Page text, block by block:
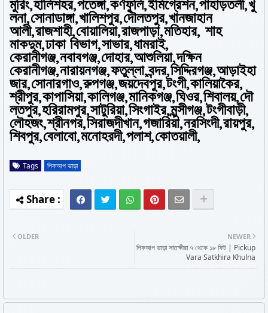
মুরিং,হালিশহর,পতেঙ্গা,কর্ণফুলি,ইমিগ্রেশন,পাহাড়তলী,খু
লনা,সোনাডাঙ্গা,খালিশপুর,দৌলতপুর,খানজাহান
আলী,রাজশাহী,বোয়ালিয়া,রাজপাড়া,মতিহার, শাহ
মাকদুম,ঢাকা বিভাগ,সাভার,ধামরাই,
কেরানীগঞ্জ,নবাবগঞ্জ,দোহার,আশুলিয়া,দক্ষিন
কেরানীগঞ্জ,নারায়নগঞ্জ,ফতুল্লা,বন্দর,সিদ্দিরগঞ্জ,আড়াইহা
জার,সোনারগাও,রুপগঞ্জ,জয়দেবপুর,টংগী,কালিয়াকৈর,
শ্রীপুর,কাপাসিয়া,কালিগঞ্জ,মানিকগঞ্জ,ঘিওর,শিবালয়,দৌ
লতপুর,হরিরামপুর,সাটুরিয়া,সিংগাইর,মুন্সীগঞ্জ,টংগীবাড়ী,
লৌহজং,শ্রীনগর,সিরাজদীখান,গজারিয়া,নরসিংদী,রায়পুর,
শিবপুর,বেলাবো,মনোহরদী,পলাশ,কোতয়ালী,
Tags পিকআপ ভাড়া
NEWER
পিকআপ ভাড়া সাতক্ষীরা ৭ থেকে ১৮ ফিট | Pickup
Vara Satkhira Khulna
OLDER